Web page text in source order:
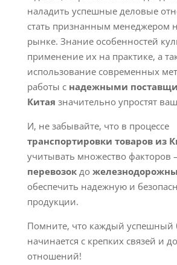
наладить успешные деловые
стать признанным менеджером
рынке. Знание особенностей
применение их на практике, а
использование современных
работы с надежными
Китая значительно упростят
И, не забывайте, что в процессе
транспортировки товаров из
учитывать множество факторов
перевозокдо
обеспечить надежную и
продукции.
Помните, что каждый успешный
начинается с крепких связей и
отношений!